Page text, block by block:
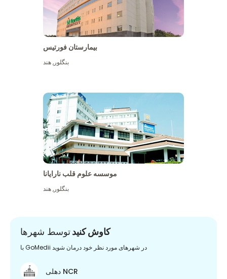
بیمارستان فورتیس
بنگلور,هند
موسسه علوم قلب نارایانا
بنگلور,هند
کاوش کنیدتوسط شهرها
با GoMedii در شهرهای مورد نظر خود درمان شوید
دهلی NCR